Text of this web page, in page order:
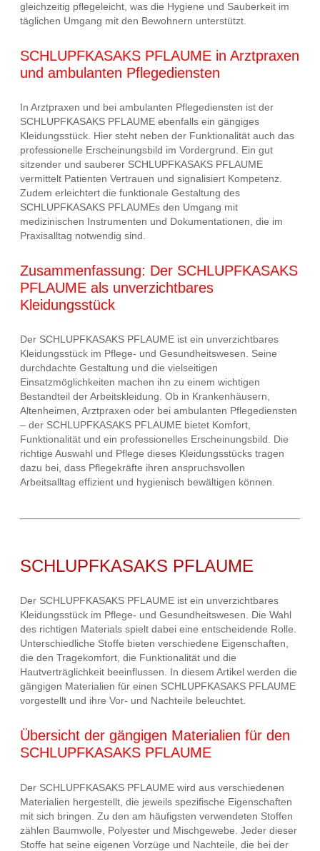
gleichzeitig pflegeleicht, was die Hygiene und Sauberkeit im
täglichen Umgang mit den Bewohnern unterstützt.
SCHLUPFKASAKS PFLAUME in Arztpraxen
und ambulanten Pflegediensten
In Arztpraxen und bei ambulanten Pflegediensten ist der
SCHLUPFKASAKS PFLAUME ebenfalls ein gängiges
Kleidungsstück. Hier steht neben der Funktionalität auch das
professionelle Erscheinungsbild im Vordergrund. Ein gut
sitzender und sauberer SCHLUPFKASAKS PFLAUME
vermittelt Patienten Vertrauen und signalisiert Kompetenz.
Zudem erleichtert die funktionale Gestaltung des
SCHLUPFKASAKS PFLAUMEs den Umgang mit
medizinischen Instrumenten und Dokumentationen, die im
Praxisalltag notwendig sind.
Zusammenfassung: Der SCHLUPFKASAKS
PFLAUME als unverzichtbares
Kleidungsstück
Der SCHLUPFKASAKS PFLAUME ist ein unverzichtbares
Kleidungsstück im Pflege- und Gesundheitswesen. Seine
durchdachte Gestaltung und die vielseitigen
Einsatzmöglichkeiten machen ihn zu einem wichtigen
Bestandteil der Arbeitskleidung. Ob in Krankenhäusern,
Altenheimen, Arztpraxen oder bei ambulanten Pflegediensten
– der SCHLUPFKASAKS PFLAUME bietet Komfort,
Funktionalität und ein professionelles Erscheinungsbild. Die
richtige Auswahl und Pflege dieses Kleidungsstücks tragen
dazu bei, dass Pflegekräfte ihren anspruchsvollen
Arbeitsalltag effizient und hygienisch bewältigen können.
SCHLUPFKASAKS PFLAUME
Der SCHLUPFKASAKS PFLAUME ist ein unverzichtbares
Kleidungsstück im Pflege- und Gesundheitswesen. Die Wahl
des richtigen Materials spielt dabei eine entscheidende Rolle.
Unterschiedliche Stoffe bieten verschiedene Eigenschaften,
die den Tragekomfort, die Funktionalität und die
Hautverträglichkeit beeinflussen. In diesem Artikel werden die
gängigen Materialien für einen SCHLUPFKASAKS PFLAUME
vorgestellt und ihre Vor- und Nachteile beleuchtet.
Übersicht der gängigen Materialien für den
SCHLUPFKASAKS PFLAUME
Der SCHLUPFKASAKS PFLAUME wird aus verschiedenen
Materialien hergestellt, die jeweils spezifische Eigenschaften
mit sich bringen. Zu den am häufigsten verwendeten Stoffen
zählen Baumwolle, Polyester und Mischgewebe. Jeder dieser
Stoffe hat seine eigenen Vorzüge und Nachteile, die bei der